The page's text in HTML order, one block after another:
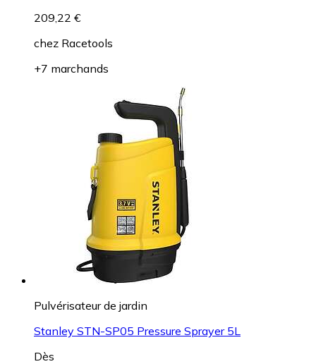
209,22 €
chez Racetools
+7 marchands
Pulvérisateur de jardin
Stanley STN-SP05 Pressure Sprayer 5L
Dès